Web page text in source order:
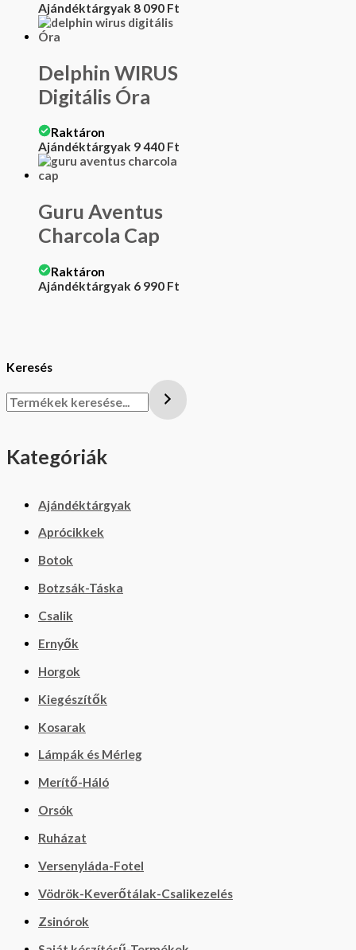
Keresés
Kategóriák
Ajándéktárgyak
Aprócikkek
Botok
Botzsák-Táska
Csalik
Ernyők
Horgok
Kiegészítők
Kosarak
Lámpák és Mérleg
Merítő-Háló
Orsók
Ruházat
Versenyláda-Fotel
Vödrök-Keverőtálak-Csalikezelés
Zsinórok
Ajándéktárgyak 8 090 Ft
Delphin WIRUS
Digitális Óra
Raktáron
Ajándéktárgyak 9 440 Ft
Guru Aventus
Charcola Cap
Raktáron
Ajándéktárgyak 6 990 Ft